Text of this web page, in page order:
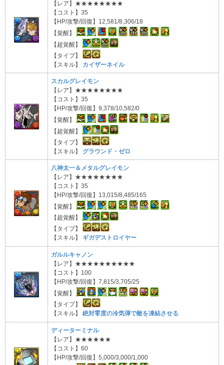
【レア】★★★★★★★★
【コスト】35
【HP/攻撃/回復】12,581/8,306/18
【覚醒】
【超覚醒】
【タイプ】
【スキル】 カイザーネイル
スカルグレイモン
【レア】★★★★★★★★
【コスト】35
【HP/攻撃/回復】9,378/10,582/0
【覚醒】
【超覚醒】
【タイプ】
【スキル】 グラウンド・ゼロ
八神太一＆メタルグレイモン
【レア】★★★★★★★★
【コスト】35
【HP/攻撃/回復】13,015/8,485/165
【覚醒】
【超覚醒】
【タイプ】
【スキル】 ギガデストロイヤー
ガルルキャノン
【レア】★★★★★★★★★★
【コスト】100
【HP/攻撃/回復】7,815/3,705/25
【覚醒】
【タイプ】
【スキル】 絶対零度の冷気弾で敵を凍結させる
ディーターミナル
【レア】★★★★★★
【コスト】60
【HP/攻撃/回復】5,000/3,000/1,000